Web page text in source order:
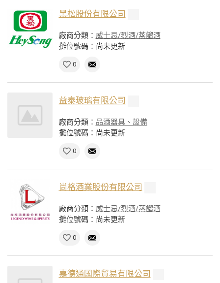
黑松股份有限公司
廠商分類： 威士忌/烈酒/蒸餾酒
攤位號碼：尚未更新
0
益泰玻璃有限公司
廠商分類： 品酒器具、設備
攤位號碼：尚未更新
0
尚格酒業股份有限公司
廠商分類： 威士忌/烈酒/蒸餾酒
攤位號碼：尚未更新
0
嘉德通國際貿易有限公司